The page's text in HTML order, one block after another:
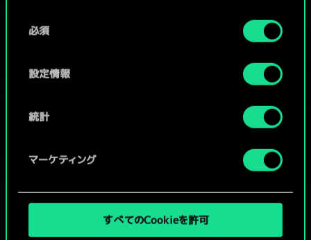
詳細は、下記の「設定」メニューでご確認ください。
必須
設定情報
統計
マーケティング
すべてのCookieを許可